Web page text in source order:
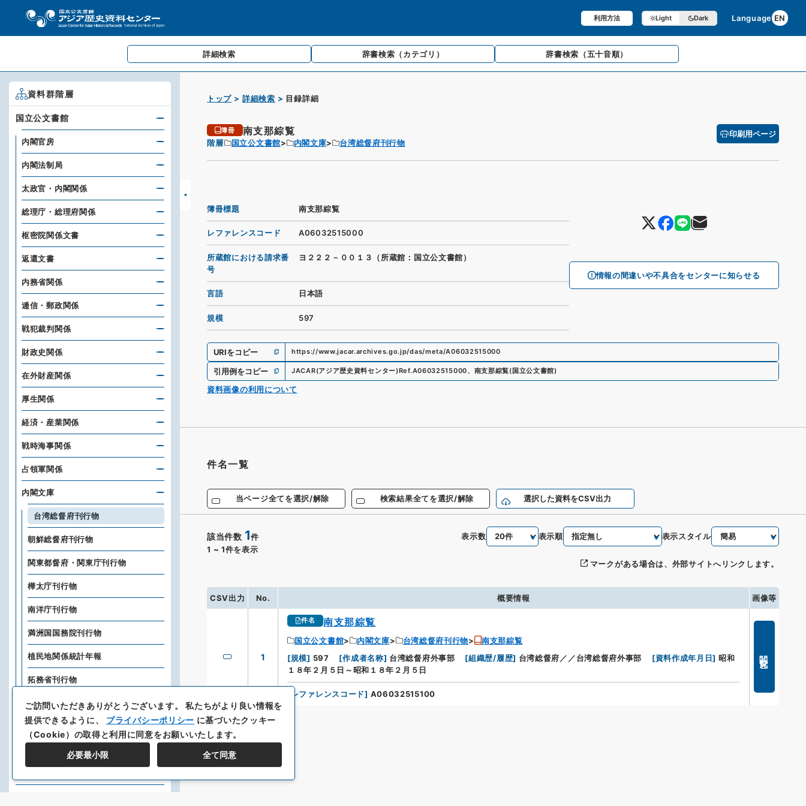
利用方法 Light Dark Language EN
詳細検索 辞書検索 （カテゴリ） 辞書検索 （五十音順）
トップ 詳細検索 目録詳細
簿冊 南支那綜覧
階層 国立公文書館 内閣文庫 台湾総督府刊行物
印刷用ページ
情報の間違いや不具合をセンターに知らせる
簿冊標題 南支那綜覧
レファレンスコード A06032515000
所蔵館における請求番
号
ヨ２２２－００１３（所蔵館：国立公文書館）
言語 日本語
規模 597
URIをコピー https://www.jacar.archives.go.jp/das/meta/A06032515000
引用例をコピー JACAR(アジア歴史資料センター)Ref.A06032515000、 南支那綜覧( 国立公文書館)
資料画像の利用について
件名一覧
当ページ全てを選択/解除 検索結果全てを選択/解除 選択した資料をCSV出力
該当件数 1件
1 ~ 1件を表示
表示数 表示順 表示スタイル
マークがある場合は、外部サイトへリンクします。
CSV出力 No. 概要情報 画像等
1
件名 南支那綜覧
国立公文書館 内閣文庫 台湾総督府刊行物
南支那綜覧
[規模] 597 [作成者名称] 台湾総督府外事部 [組織歴/履歴] 台湾総督府／／台湾総督府外事部 [資料作成年月日] 昭和
１８年２月５日～昭和１８年２月５日
レファレンスコード] A06032515100
資料群階層
国立公文書館
内閣官房
内閣法制局
太政官・内閣関係
総理庁・総理府関係
枢密院関係文書
返還文書
内務省関係
逓信・郵政関係
戦犯裁判関係
財政史関係
在外財産関係
厚生関係
経済・産業関係
戦時海事関係
占領軍関係
内閣文庫
台湾総督府刊行物
朝鮮総督府刊行物
関東都督府・関東庁刊行物
樺太庁刊行物
南洋庁刊行物
満洲国国務院刊行物
植民地関係統計年報
拓務省刊行物
興亜院刊行物
大東亜省刊行物
内閣情報局関係出版物
ご訪問いただきありがとうございます。私たちがより良い情報を
提供できるように、 プライバシーポリシー に基づいたクッキー
（Cookie）の取得と利用に同意をお願いいたします。
必要最小限 全て同意